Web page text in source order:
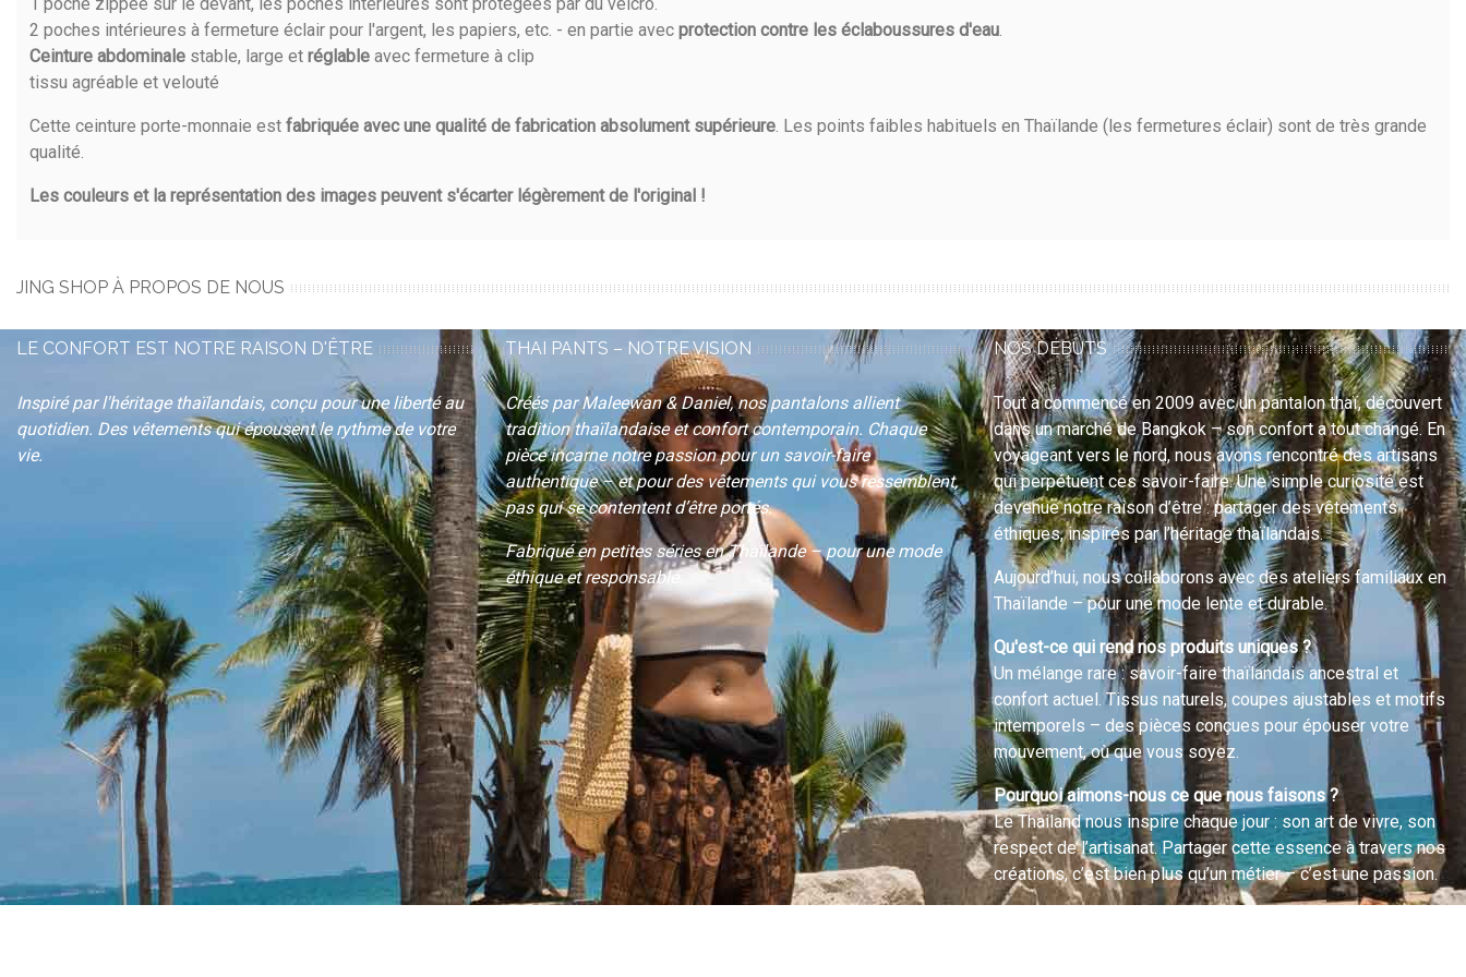
2 poches intérieures à fermeture éclair pour l'argent, les papiers, etc. - en partie avec protection contre les éclaboussures d'eau.
Ceinture abdominale stable, large et réglable avec fermeture à clip
tissu agréable et velouté
Cette ceinture porte-monnaie est fabriquée avec une qualité de fabrication absolument supérieure. Les points faibles habituels en Thaïlande (les fermetures éclair) sont de très grande
qualité.
Les couleurs et la représentation des images peuvent s'écarter légèrement de l'original !
JING SHOP À PROPOS DE NOUS
LE CONFORT EST NOTRE RAISON D'ÊTRE
Inspiré par l'héritage thaïlandais, conçu pour une liberté au
quotidien. Des vêtements qui épousent le rythme de votre
vie.
THAI PANTS – NOTRE VISION
Créés par Maleewan & Daniel, nos pantalons allient
tradition thaïlandaise et confort contemporain. Chaque
pièce incarne notre passion pour un savoir-faire
authentique – et pour des vêtements qui vous ressemblent,
pas qui se contentent d’être portés.
Fabriqué en petites séries en Thaïlande – pour une mode
éthique et responsable.
NOS DÉBUTS
Tout a commencé en 2009 avec un pantalon thaï, découvert
dans un marché de Bangkok – son confort a tout changé. En
voyageant vers le nord, nous avons rencontré des artisans
qui perpétuent ces savoir-faire. Une simple curiosité est
devenue notre raison d’être : partager des vêtements
éthiques, inspirés par l’héritage thaïlandais.
Aujourd’hui, nous collaborons avec des ateliers familiaux en
Thaïlande – pour une mode lente et durable.
Qu'est-ce qui rend nos produits uniques ?
Un mélange rare : savoir-faire thaïlandais ancestral et
confort actuel. Tissus naturels, coupes ajustables et motifs
intemporels – des pièces conçues pour épouser votre
mouvement, où que vous soyez.
Pourquoi aimons-nous ce que nous faisons ?
Le Thailand nous inspire chaque jour : son art de vivre, son
respect de l’artisanat. Partager cette essence à travers nos
créations, c’est bien plus qu’un métier – c’est une passion.